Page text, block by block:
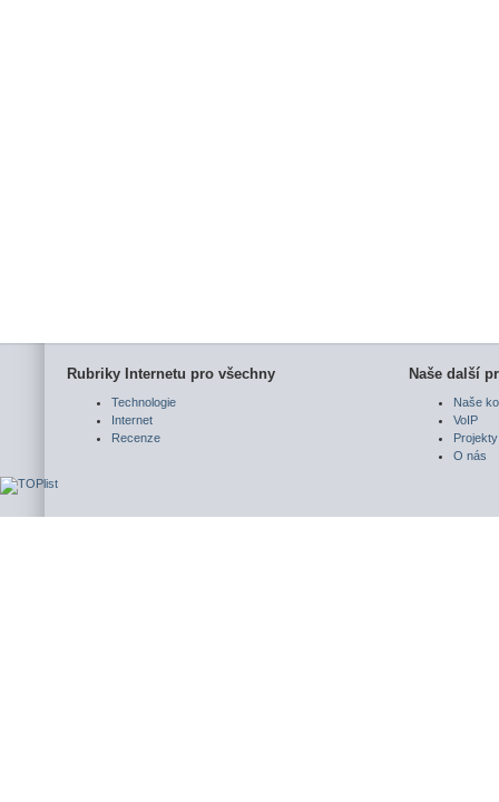
Rubriky Internetu pro všechny
Technologie
Internet
Recenze
Naše další
Naše
VoIP
Projekty
O nás